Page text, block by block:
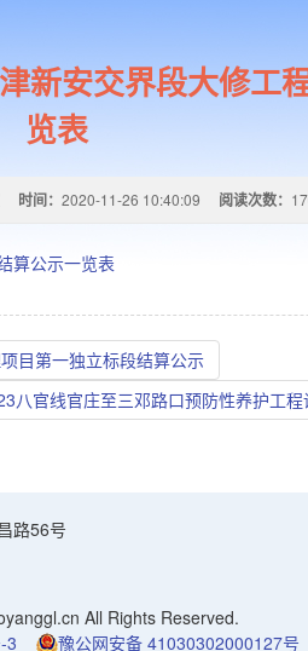
新安交界段大修工
览表
时间： 2020-11-26 10:40:09 阅读次数：
算公示一览表
目第一独立标段结算公示
八官线官庄至三邓路口预防性养护工
路56号
All Rights Reserved.
3 豫公网安备 41030302000127号